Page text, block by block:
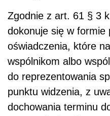
Zgodnie z art. 61 § 3
dokonuje się w formie
oświadczenia, które
wspólnikom albo
do reprezentowania
punktu widzenia, z
dochowania terminu